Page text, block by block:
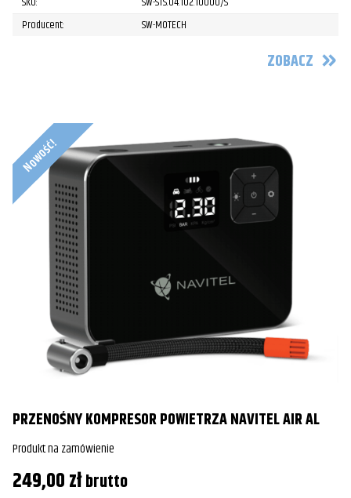
Producent:
SW-MOTECH
ZOBACZ
Nowość!
PRZENOŚNY KOMPRESOR POWIETRZA NAVITEL AIR AL
Produkt na zamówienie
249,00złbrutto